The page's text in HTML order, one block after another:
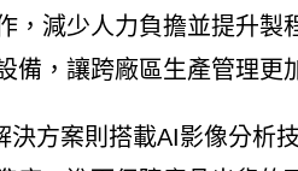
，減少人力負擔並提升製
備，讓跨廠區生產管理更
決方案則搭載AI影像分析